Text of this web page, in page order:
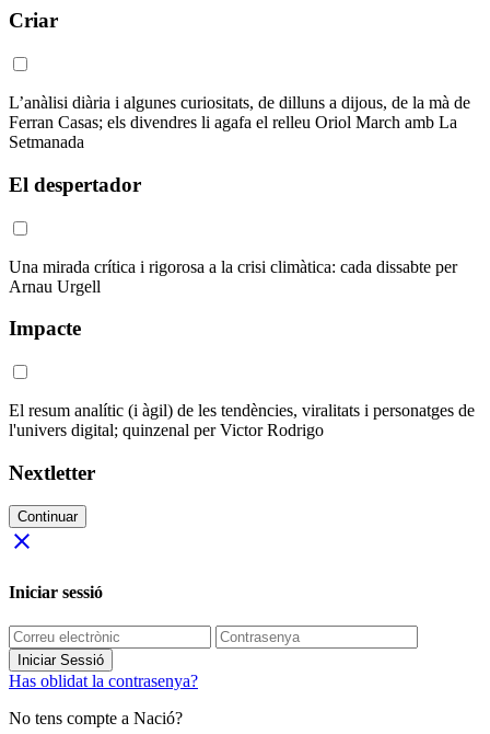
Criar
L’anàlisi diària i algunes curiositats, de dilluns a dijous, de la mà de
Ferran Casas; els divendres li agafa el relleu Oriol March amb La
Setmanada
El despertador
Una mirada crítica i rigorosa a la crisi climàtica: cada dissabte per
Arnau Urgell
Impacte
El resum analític (i àgil) de les tendències, viralitats i personatges de
l'univers digital; quinzenal per Victor Rodrigo
Nextletter
Continuar
close
Iniciar sessió
Iniciar Sessió
Has oblidat la contrasenya?
No tens compte a Nació?